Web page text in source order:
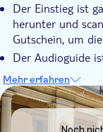
Der Einstieg ist
herunter und
Gutschein, um
Der Audioguide
Französisch,
Die App ist nach
Die App
Roaming-
Mehr erfahren
DSA1Uffizien